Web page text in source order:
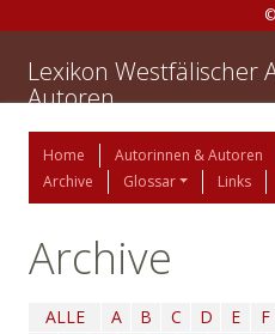
Lexikon Westfälischer
Autoren
Home Autorinnen & Autoren
Archive
Glossar Links
Archive
ALLE A B C D E F